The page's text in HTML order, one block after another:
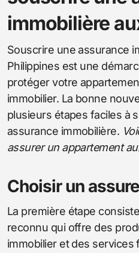
immobilière
Souscrire une assurance
Philippines est une
protéger votre
immobilier. La bonne
plusieurs étapes faciles à
assurance immobilière.
assurer un appartement
Choisir un
La première étape
reconnu qui offre des
immobilier et des services